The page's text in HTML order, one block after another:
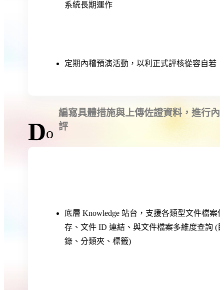
系統長期運作
定期內稽預演活動，以利正式評核從容自若
Do
編寫具體措施與上傳佐證資料，進行內
評
底層 Knowledge 站台，支援各類型文件檔案
存、文件 ID 連結、與文件檔案多維度查詢 (
錄、分類夾、標籤)